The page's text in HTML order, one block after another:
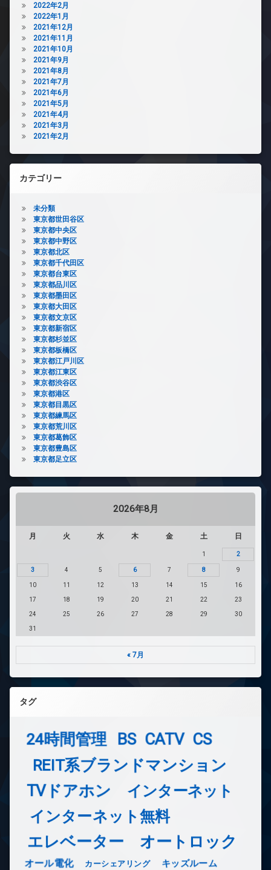
2022年2月
2022年1月
2021年12月
2021年11月
2021年10月
2021年9月
2021年8月
2021年7月
2021年6月
2021年5月
2021年4月
2021年3月
2021年2月
カテゴリー
未分類
東京都世田谷区
東京都中央区
東京都中野区
東京都北区
東京都千代田区
東京都台東区
東京都品川区
東京都墨田区
東京都大田区
東京都文京区
東京都新宿区
東京都杉並区
東京都板橋区
東京都江戸川区
東京都江東区
東京都渋谷区
東京都港区
東京都目黒区
東京都練馬区
東京都荒川区
東京都葛飾区
東京都豊島区
東京都足立区
2026年8月
月 火 水 木 金 土 日
1 2
3 4 5 6 7 8 9
10 11 12 13 14 15 16
17 18 19 20 21 22 23
24 25 26 27 28 29 30
31
« 7月
タグ
24時間管理 BS CATV CS
REIT系ブランドマンション
TVドアホン インターネット
インターネット無料
エレベーター オートロック
オール電化 カーシェアリング キッズルーム